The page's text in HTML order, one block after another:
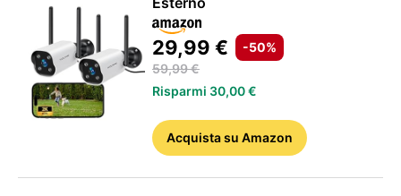
APPLE
29,99 €
-50%
59,99 €
Risparmi 30,00 €
Acquistasu Amazon